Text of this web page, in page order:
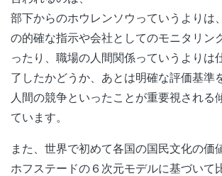
部下からのホウレンソウっていうよりは
の的確な指示や会社としてのモニタリン
ったり、職場の人間関係っていうよりは
了したかどうか、あとは明確な評価基準
人間の競争といったことが重要視される
ています。
また、世界で初めて各国の国民文化の価
ホフステードの６次元モデルに基づいて